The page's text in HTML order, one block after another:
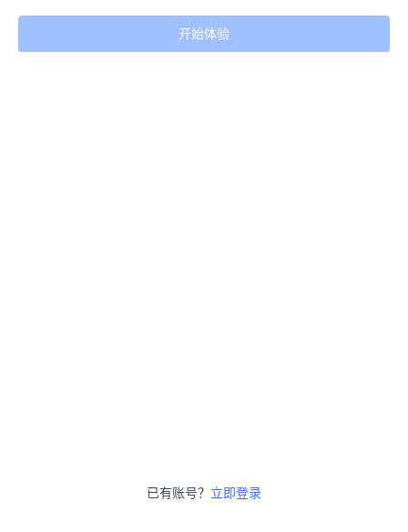
开始体验
已有账号？ 立即登录